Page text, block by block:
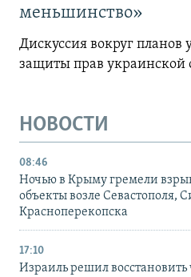
меньшинство»
Дискуссия вокруг планов
защиты прав
НОВОСТИ
08:46
Ночью в Крыму гремели
объекты возле Севастополя,
Красноперекопска
17:10
Израиль решил восстановить